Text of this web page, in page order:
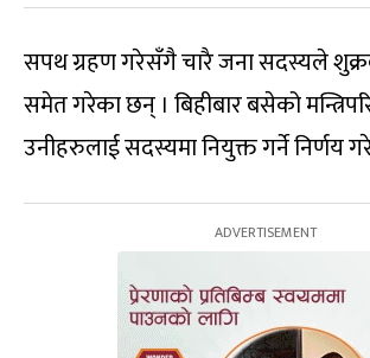
सपथ ग्रहण गरेसँगै चारै जना सदस्यले
समेत गरेका छन् । बिहीबार बसेको
उनीहरुलाई सदस्यमा नियुक्त गर्ने निर्णय